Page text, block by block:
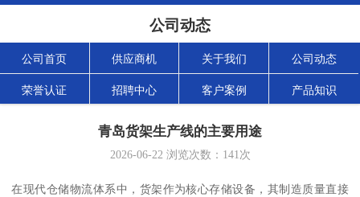
公司动态
公司首页 供应商机 关于我们 公司动态
荣誉认证 招聘中心 客户案例 产品知识
青岛货架生产线的主要用途
2026-06-22浏览次数： 141次
在现代仓储物流体系中，货架作为核心存储设备，其制造质量直接